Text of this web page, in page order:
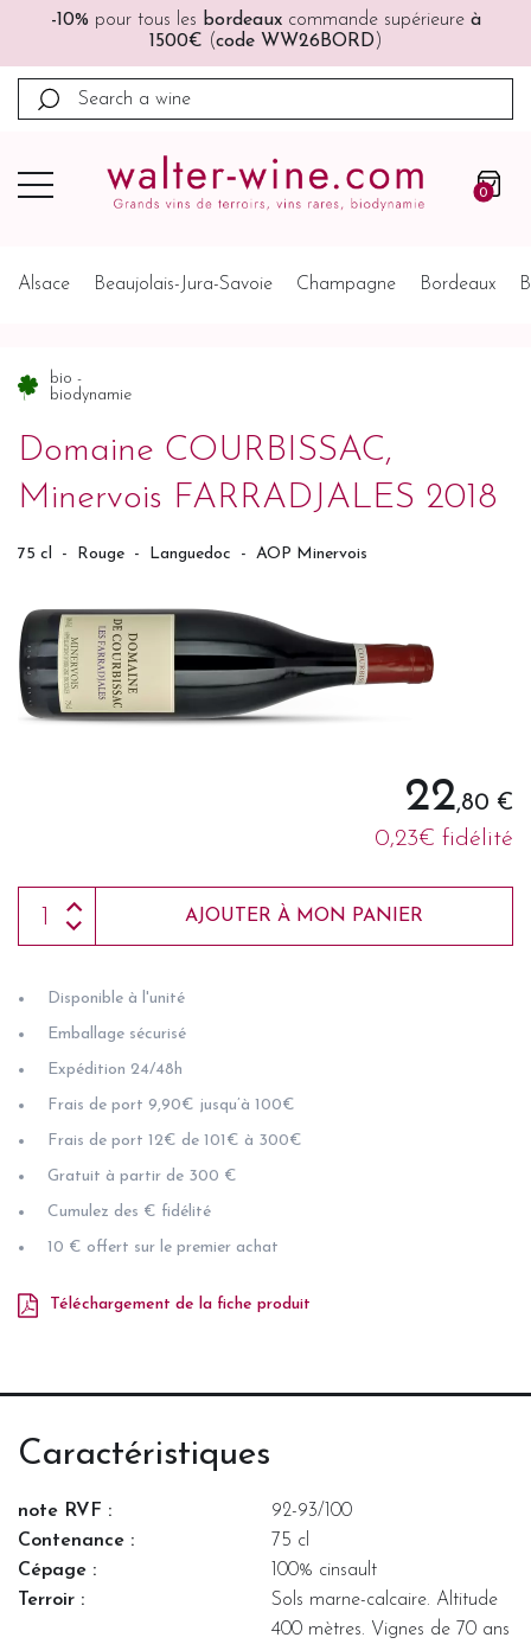
🚚🚚Port offertà partir de 200€ (France, Allemagne,
Belgique, Pays-Bas)
0
Alsace Beaujolais-Jura-Savoie Champagne Bordeaux
bio -
biodynamie
Domaine COURBISSAC,
Minervois FARRADJALES 2018
75 cl - Rouge - Languedoc - AOP Minervois
22,80 €
0,23€ fidélité
AJOUTER À MON PANIER
Disponible à l'unité
Emballage sécurisé
Expédition 24/48h
Frais de port 9,90€ jusqu’à 100€
Frais de port 12€ de 101€ à 300€
Gratuit à partir de 300 €
Cumulez des € fidélité
10 € offert sur le premier achat
Téléchargement de la fiche produit
Caractéristiques
note RVF :
92-93/100
Contenance :
75 cl
Cépage :
100% cinsault
Terroir :
Sols marne-calcaire. Altitude
400 mètres. Vignes de 70 ans